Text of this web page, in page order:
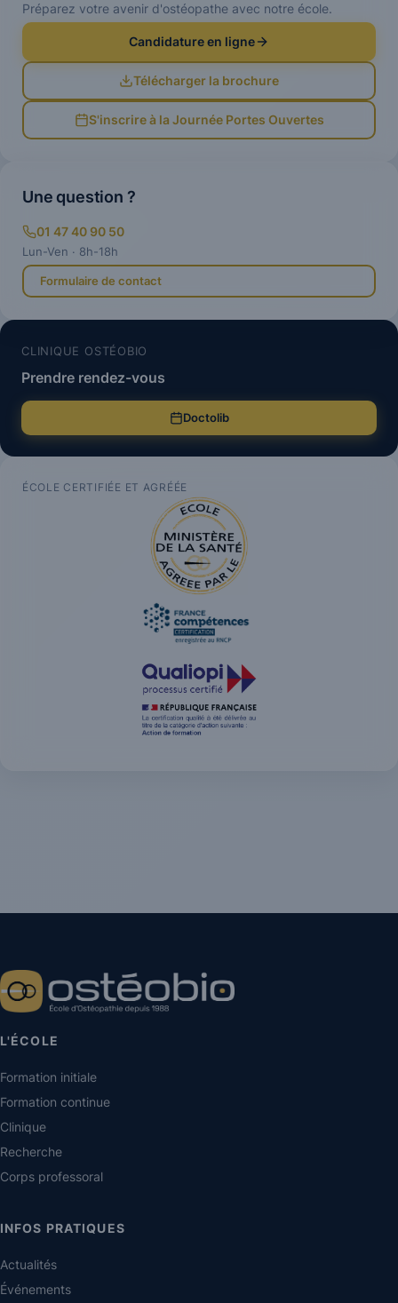
Préparez votre avenir d'ostéopathe avec notre école.
Candidature en ligne
Télécharger la brochure
S'inscrire à la Journée Portes Ouvertes
Une question ?
01 47 40 90 50
Lun-Ven · 8h-18h
Formulaire de contact
CLINIQUE OSTÉOBIO
Prendre rendez-vous
Doctolib
ÉCOLE CERTIFIÉE ET AGRÉÉE
L'ÉCOLE
Formation initiale
Formation continue
Clinique
Recherche
Corps professoral
INFOS PRATIQUES
Actualités
Événements